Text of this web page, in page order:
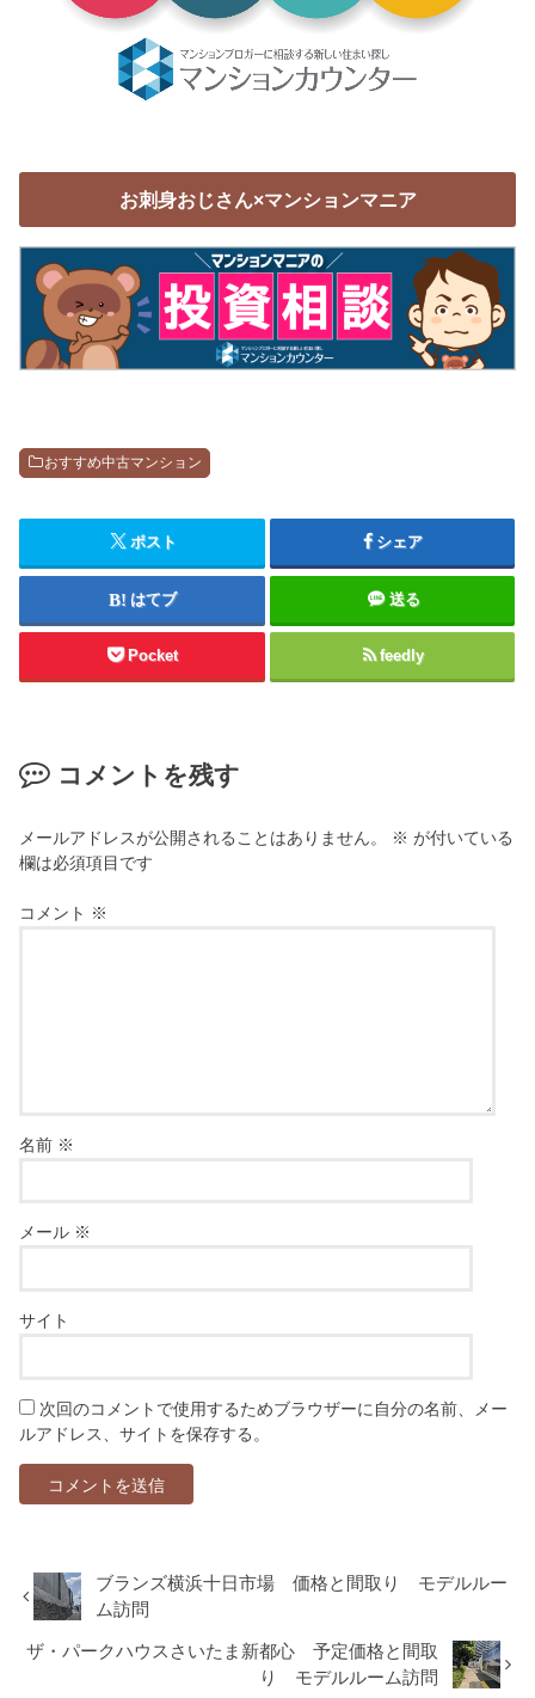
お刺身おじさん×マンションマニア
おすすめ中古マンション
ポスト シェア
はてブ 送る
Pocket feedly
コメントを残す
メールアドレスが公開されることはありません。 ※ が付いている
欄は必須項目です
コメント ※
名前 ※
メール ※
サイト
次回のコメントで使用するためブラウザーに自分の名前、メー
ルアドレス、サイトを保存する。
ブランズ横浜十日市場 価格と間取り モデルルー
ム訪問
ザ・パークハウスさいたま新都心 予定価格と間取
り モデルルーム訪問